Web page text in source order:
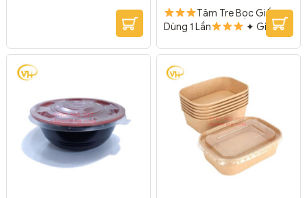
Tăm Tre Bọc Giấy
Dùng 1 Lần
✦ Gia
công đẹp, bọc giấy đảm bảo
vệ sinh. ✦ Tăm tre bọc giấy
dùng 1 lần phù hợp dùng
trong gia đình và các nhà
hàng, quán ăn phục vụ tại
chỗ hay mang đi
gói: 1000 cái/ gói